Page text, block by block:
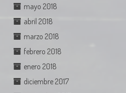
mayo 2018
abril 2018
marzo 2018
febrero 2018
enero 2018
diciembre 2017